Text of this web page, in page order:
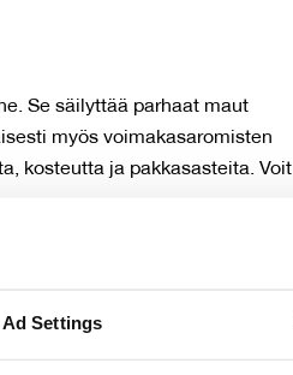
Ad Settings
Se säilyttää parhaat maut
myös voimakasaromisten
kosteutta ja pakkasasteita. Voit